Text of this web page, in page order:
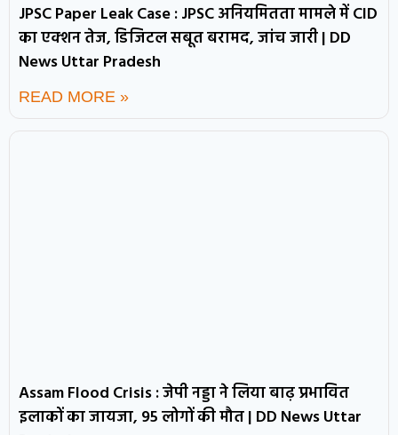
JPSC Paper Leak Case : JPSC अनियमितता मामले में CID
का एक्शन तेज, डिजिटल सबूत बरामद, जांच जारी | DD
News Uttar Pradesh
READ MORE »
Assam Flood Crisis : जेपी नड्डा ने लिया बाढ़ प्रभावित
इलाकों का जायजा, 95 लोगों की मौत | DD News Uttar